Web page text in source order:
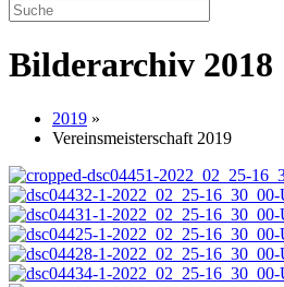
Bilderarchiv 2018
2019 »
Vereinsmeisterschaft 2019